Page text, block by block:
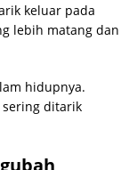
keluar pada
lebih matang dan
hidupnya.
sering ditarik